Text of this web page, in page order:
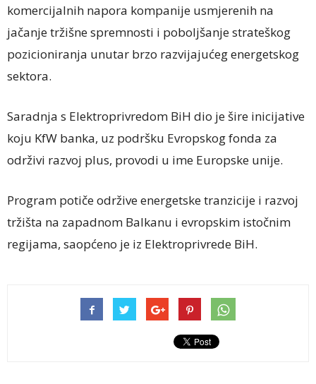
komercijalnih napora kompanije usmjerenih na
jačanje tržišne spremnosti i poboljšanje strateškog
pozicioniranja unutar brzo razvijajućeg energetskog
sektora.
Saradnja s Elektroprivredom BiH dio je šire inicijative
koju KfW banka, uz podršku Evropskog fonda za
održivi razvoj plus, provodi u ime Europske unije.
Program potiče održive energetske tranzicije i razvoj
tržišta na zapadnom Balkanu i evropskim istočnim
regijama, saopćeno je iz Elektroprivrede BiH.